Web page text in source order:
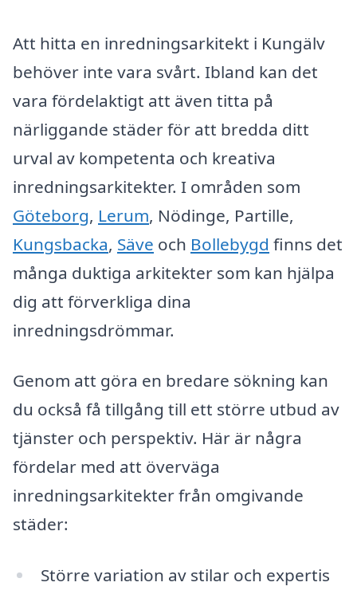
Att hitta en inredningsarkitekt i Kungälv
behöver inte vara svårt. Ibland kan det
vara fördelaktigt att även titta på
närliggande städer för att bredda ditt
urval av kompetenta och kreativa
inredningsarkitekter. I områden som
Göteborg, Lerum, Nödinge, Partille,
Kungsbacka, Säve och Bollebygd finns det
många duktiga arkitekter som kan hjälpa
dig att förverkliga dina
inredningsdrömmar.
Genom att göra en bredare sökning kan
du också få tillgång till ett större utbud av
tjänster och perspektiv. Här är några
fördelar med att överväga
inredningsarkitekter från omgivande
städer:
Större variation av stilar och expertis